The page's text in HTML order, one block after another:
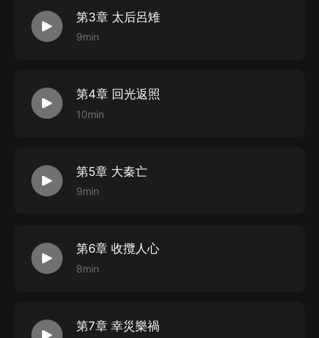
第3章 太后呂雉
9min
第4章 回光返照
10min
第5章 大秦亡
9min
第6章 收攬人心
8min
第7章 幸災樂禍